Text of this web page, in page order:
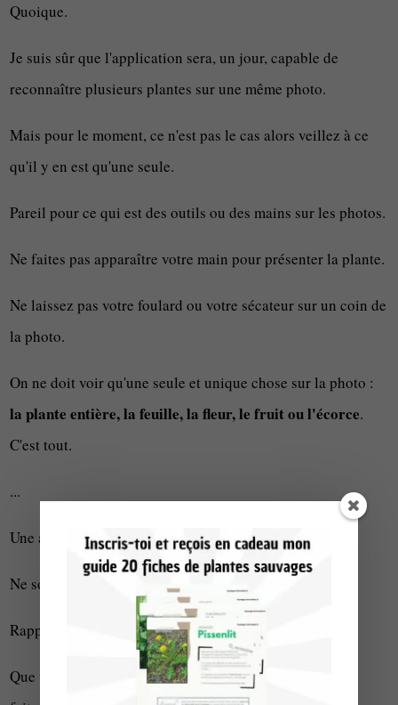
Quoique.
Je suis sûr que l'application sera, un jour, capable de
reconnaître plusieurs plantes sur une même photo.
Mais pour le moment, ce n'est pas le cas alors veillez à ce
qu'il y en est qu'une seule.
Pareil pour ce qui est des outils ou des mains sur les photos.
Ne faites pas apparaître votre main pour présenter la plante.
Ne laissez pas votre foulard ou votre sécateur sur un coin de
la photo.
On ne doit voir qu'une seule et unique chose sur la photo :
la plante entière, la feuille, la fleur, le fruit ou l'écorce.
C'est tout.
...
Une autre erreur :évitez les photos trop lointaines
Ne soyez pas timide !
Rapprochez-vous.
Que vous preniez la plante entière ou un organe précis,